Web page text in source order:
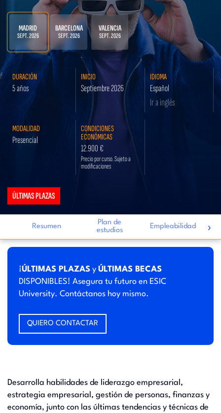
MADRID
SEPT. 2026
BARCELONA
SEPT. 2026
VALENCIA
SEPT. 2026
DURACIÓN
5 años
INICIO
Septiembre 2026
IDIOMA
Español
Ir a inglés
MODALIDAD
Presencial
CONDICIONES
ECONÓMICAS
12.900 €
Precio por curso. Sujeto a
modificaciones
ÚLTIMAS PLAZAS
Resumen
Plan de
estudios
Empleabilidad ›
¡ÚLTIMAS PLAZAS y ÚLTIMAS BECAS
DISPONIBLES! Asegura tu futuro en ESIC
University. Contáctanos hoy mismo.
QUIERO CONTACTAR
Desarrolla habilidades de liderazgo empresarial,
estrategia empresarial, gestión de personas, finanzas y
economía, junto con las últimas tendencias y técnicas de